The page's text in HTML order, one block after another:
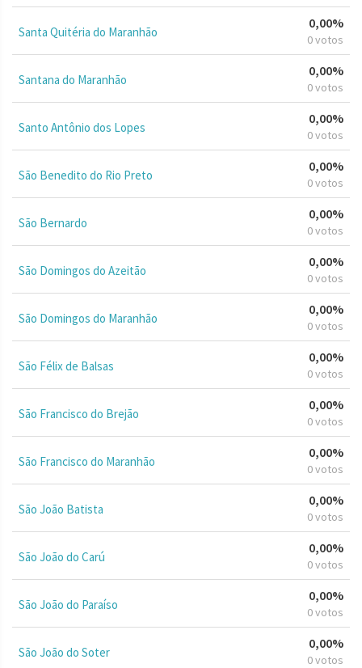
Santa Quitéria do Maranhão
0,00%
0 votos
Santana do Maranhão
0,00%
0 votos
Santo Antônio dos Lopes
0,00%
0 votos
São Benedito do Rio Preto
0,00%
0 votos
São Bernardo
0,00%
0 votos
São Domingos do Azeitão
0,00%
0 votos
São Domingos do Maranhão
0,00%
0 votos
São Félix de Balsas
0,00%
0 votos
São Francisco do Brejão
0,00%
0 votos
São Francisco do Maranhão
0,00%
0 votos
São João Batista
0,00%
0 votos
São João do Carú
0,00%
0 votos
São João do Paraíso
0,00%
0 votos
São João do Soter
0,00%
0 votos